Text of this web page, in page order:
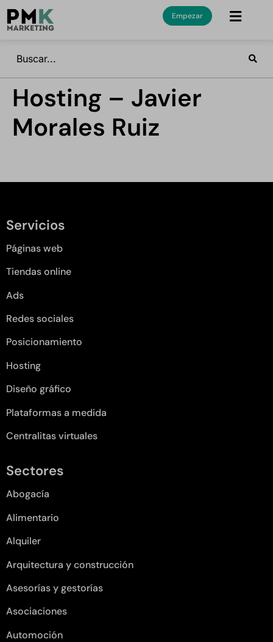
Empezar
Hosting – Javier
Morales Ruiz
Servicios
Páginas web
Tiendas online
Ads
Redes sociales
Posicionamiento
Hosting
Diseño gráfico
Plataformas a medida
Centralitas virtuales
Sectores
Abogacía
Alimentario
Alquiler
Arquitectura y construcción
Asesorías y gestorías
Asociaciones
Automoción